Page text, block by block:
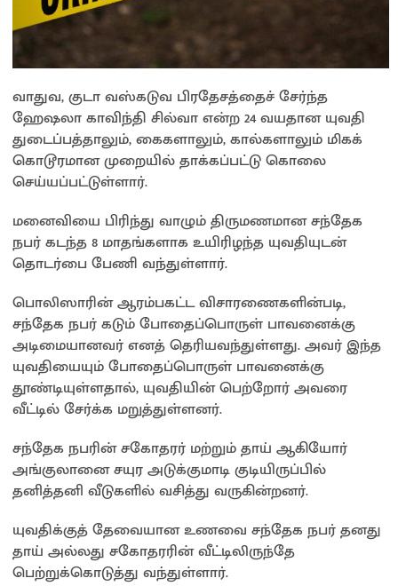
வாதுவ, குடா வஸ்கடுவ பிரதேசத்தைச் சேர்ந்த
ஹேஷலா காவிந்தி சில்வா என்ற 24 வயதான யுவதி
துடைப்பத்தாலும், கைகளாலும், கால்களாலும் மிகக்
கொடூரமான முறையில் தாக்கப்பட்டு கொலை
செய்யப்பட்டுள்ளார்.
மனைவியை பிரிந்து வாழும் திருமணமான சந்தேக
நபர் கடந்த 8 மாதங்களாக உயிரிழந்த யுவதியுடன்
தொடர்பை பேணி வந்துள்ளார்.
பொலிஸாரின் ஆரம்பகட்ட விசாரணைகளின்படி,
சந்தேக நபர் கடும் போதைப்பொருள் பாவனைக்கு
அடிமையானவர் எனத் தெரியவந்துள்ளது. அவர் இந்த
யுவதியையும் போதைப்பொருள் பாவனைக்கு
தூண்டியுள்ளதால், யுவதியின் பெற்றோர் அவரை
வீட்டில் சேர்க்க மறுத்துள்ளனர்.
சந்தேக நபரின் சகோதரர் மற்றும் தாய் ஆகியோர்
அங்குலானை சயுர அடுக்குமாடி குடியிருப்பில்
தனித்தனி வீடுகளில் வசித்து வருகின்றனர்.
யுவதிக்குத் தேவையான உணவை சந்தேக நபர் தனது
தாய் அல்லது சகோதரரின் வீட்டிலிருந்தே
பெற்றுக்கொடுத்து வந்துள்ளார்.